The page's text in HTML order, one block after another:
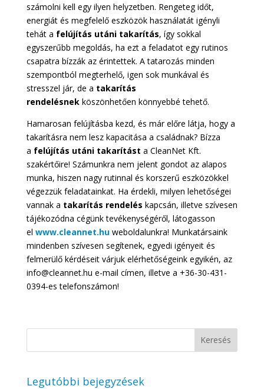
számolni kell egy ilyen helyzetben. Rengeteg időt,
energiát és megfelelő eszközök használatát igényli
tehát a felújítás utáni takarítás, így sokkal
egyszerűbb megoldás, ha ezt a feladatot egy rutinos
csapatra bízzák az érintettek. A tatarozás minden
szempontból megterhelő, igen sok munkával és
stresszel jár, de a takarítás
rendelésnekköszönhetően könnyebbé tehető.
Hamarosan felújításba kezd, és már előre látja, hogy a
takarításra nem lesz kapacitása a családnak? Bízza
a felújítás utáni takarítást a CleanNet Kft.
szakértőire! Számunkra nem jelent gondot az alapos
munka, hiszen nagy rutinnal és korszerű eszközökkel
végezzük feladatainkat. Ha érdekli, milyen lehetőségei
vannak a takarítás rendelés kapcsán, illetve szívesen
tájékozódna cégünk tevékenységéről, látogasson
el www.cleannet.huweboldalunkra! Munkatársaink
mindenben szívesen segítenek, egyedi igényeit és
felmerülő kérdéseit várjuk elérhetőségeink egyikén, az
info@cleannet.hu e-mail címen, illetve a +36-30-431-
0394-es telefonszámon!
Legutóbbi bejegyzések